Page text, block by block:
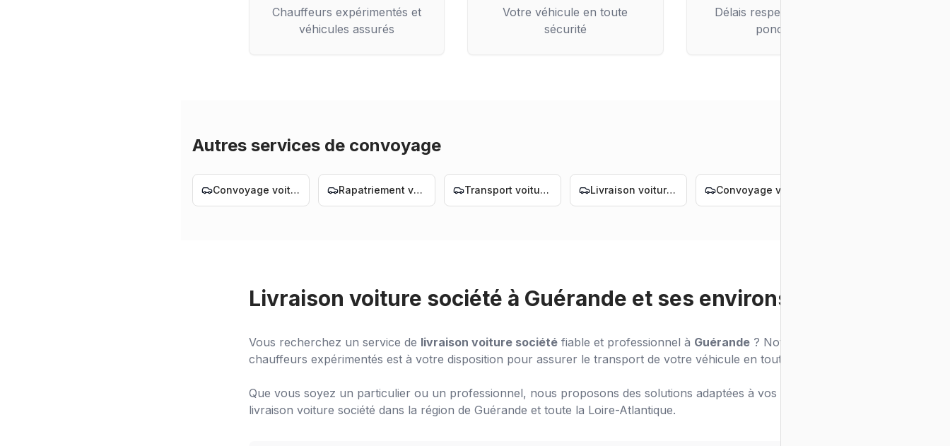
Chauffeurs expérimentés et
véhicules assurés
Votre véhicule en toute
sécurité
Délais respectés, livraison
ponctuelle
Autres services de convoyage
Convoyage voiture Nantes Rapatriement voiture Nantes Transport voiture Nantes Livraison voiture électrique Nantes
Livraison voiture société à Guérande et ses environs
Vous recherchez un service de livraison voiture société fiable et professionnel à Guérande ? Notre équipe de
chauffeurs expérimentés est à votre disposition pour assurer le transport de votre véhicule en toute sécurité.
Que vous soyez un particulier ou un professionnel, nous proposons des solutions adaptées à vos besoins de
livraison voiture société dans la région de Guérande et toute la Loire-Atlantique.